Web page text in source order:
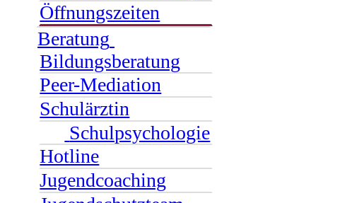
Öffnungszeiten
Beratung
Bildungsberatung
Peer-Mediation
Schulärztin
Schulpsychologie
Hotline
Jugendcoaching